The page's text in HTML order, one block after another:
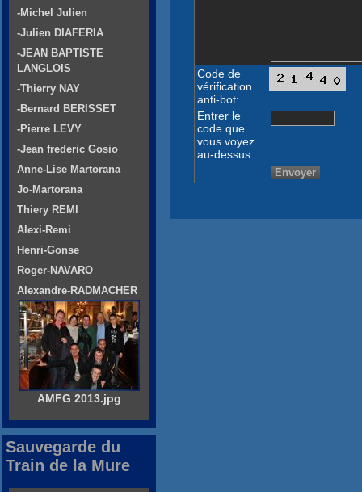
Code de
vérification
anti-bot:
Entrer le
code que
vous voyez
au-dessus:
-Michel Julien
-Julien DIAFERIA
-JEAN BAPTISTE
LANGLOIS
-Thierry NAY
-Bernard BERISSET
-Pierre LEVY
-Jean frederic Gosio
Anne-Lise Martorana
Jo-Martorana
Thiery REMI
Alexi-Remi
Henri-Gonse
Roger-NAVARO
Alexandre-RADMACHER
AMFG 2013.jpg
Sauvegarde du
Train de la Mure